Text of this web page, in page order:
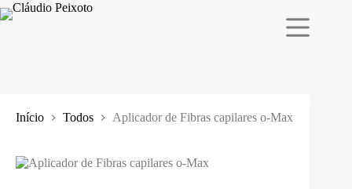
Pular
para
Início Todos Aplicador de Fibras capilares o-Max